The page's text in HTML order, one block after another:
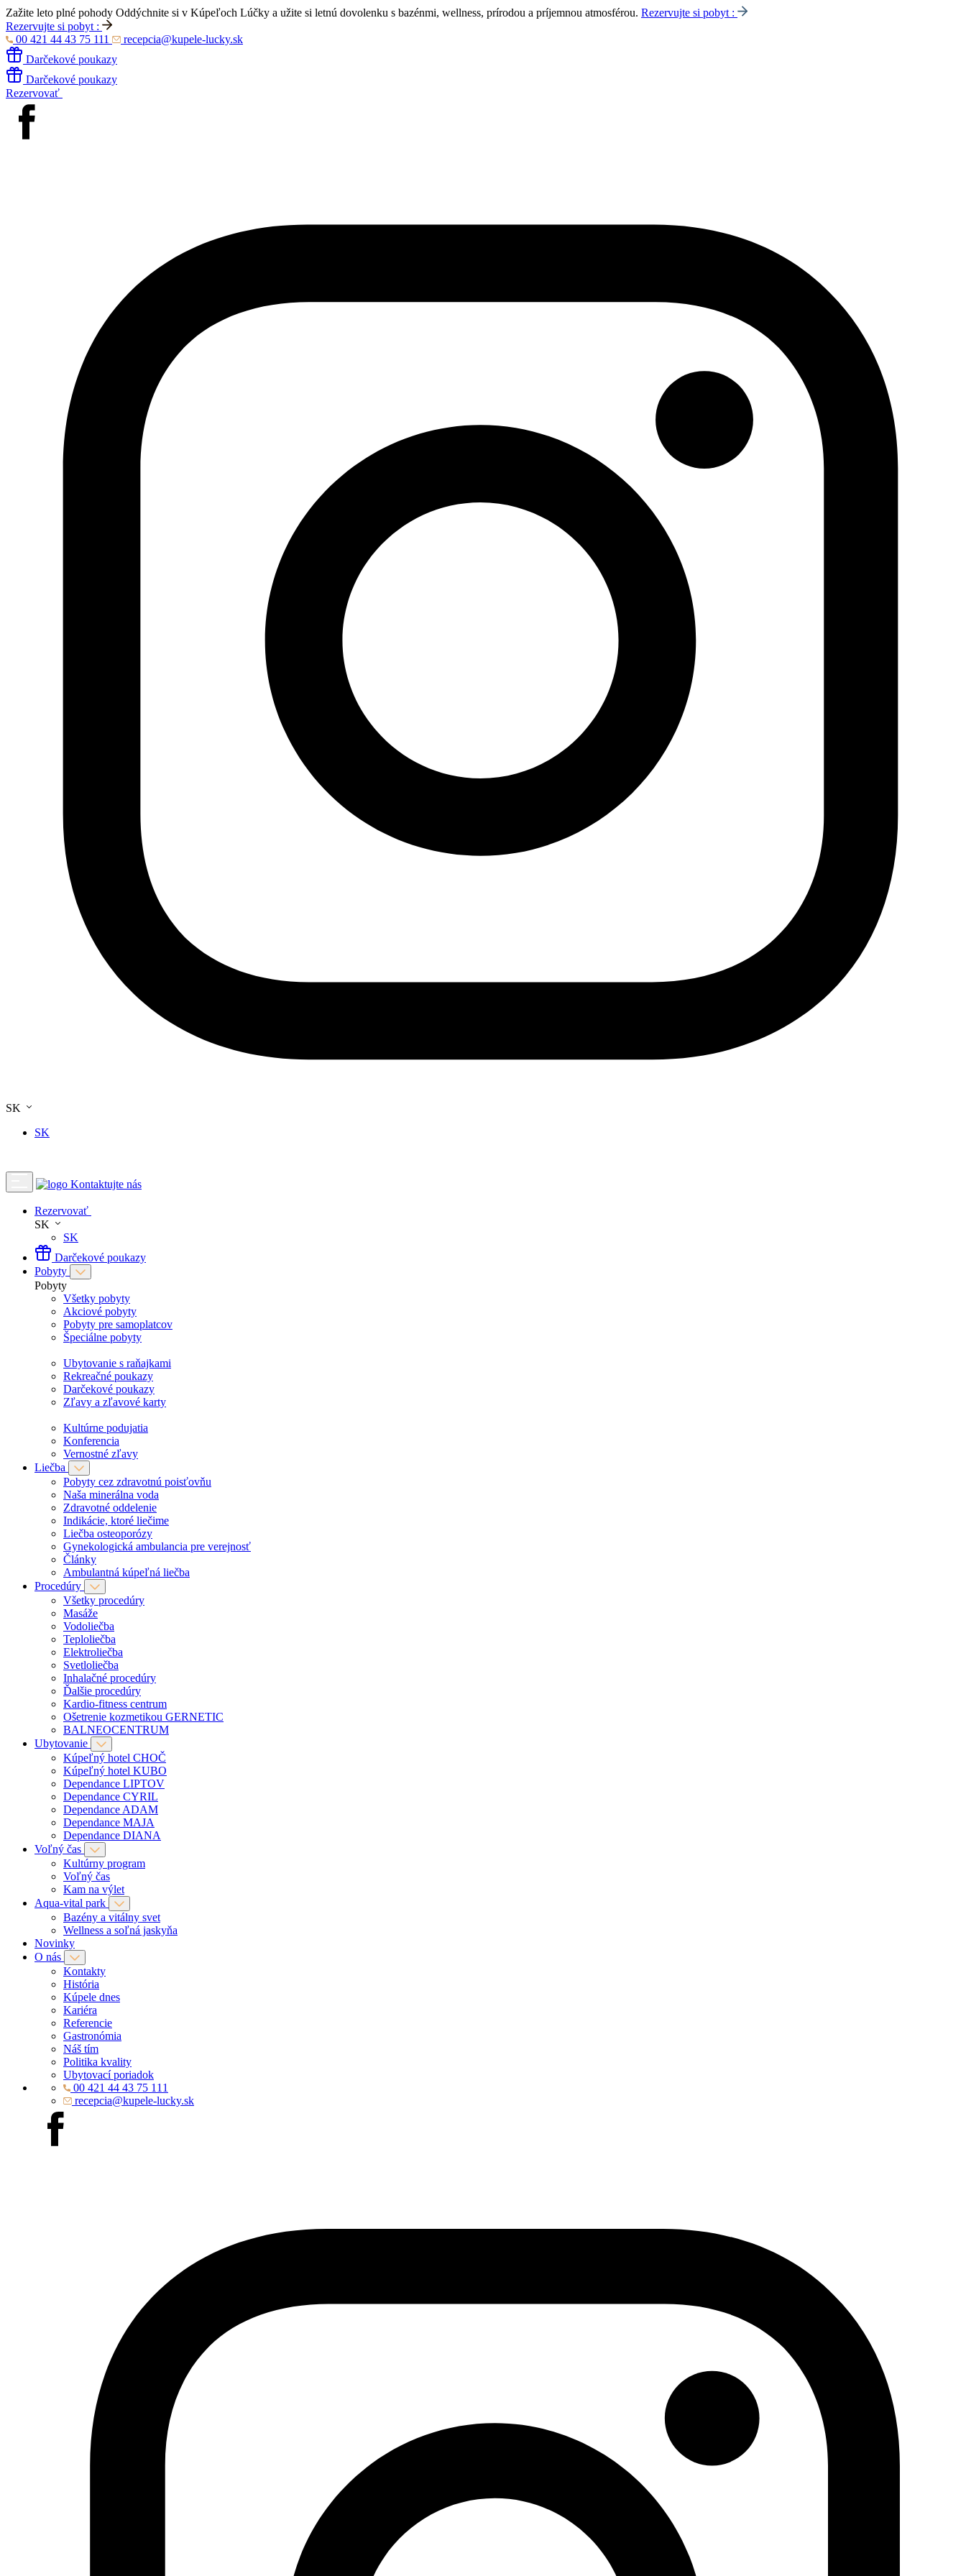
Zažite leto plné pohody Oddýchnite si v Kúpeľoch Lúčky a užite si letnú dovolenku s bazénmi, wellness, prírodou a príjemnou atmosférou. Rezervujte si pobyt :
Rezervujte si pobyt :
00 421 44 43 75 111
recepcia@kupele-lucky.sk
Darčekové poukazy
Darčekové poukazy
Rezervovať
SK
SK
Kontaktujte nás
Rezervovať
SK
SK
Darčekové poukazy
Pobyty
Pobyty
Všetky pobyty
Akciové pobyty
Pobyty pre samoplatcov
Špeciálne pobyty
Ubytovanie s raňajkami
Rekreačné poukazy
Darčekové poukazy
Zľavy a zľavové karty
Kultúrne podujatia
Konferencia
Vernostné zľavy
Liečba
Pobyty cez zdravotnú poisťovňu
Naša minerálna voda
Zdravotné oddelenie
Indikácie, ktoré liečime
Liečba osteoporózy
Gynekologická ambulancia pre verejnosť
Články
Ambulantná kúpeľná liečba
Procedúry
Všetky procedúry
Masáže
Vodoliečba
Teploliečba
Elektroliečba
Svetloliečba
Inhalačné procedúry
Ďalšie procedúry
Kardio-fitness centrum
Ošetrenie kozmetikou GERNETIC
BALNEOCENTRUM
Ubytovanie
Kúpeľný hotel CHOČ
Kúpeľný hotel KUBO
Dependance LIPTOV
Dependance CYRIL
Dependance ADAM
Dependance MAJA
Dependance DIANA
Voľný čas
Kultúrny program
Voľný čas
Kam na výlet
Aqua-vital park
Bazény a vitálny svet
Wellness a soľná jaskyňa
Novinky
O nás
Kontakty
História
Kúpele dnes
Kariéra
Referencie
Gastronómia
Náš tím
Politika kvality
Ubytovací poriadok
00 421 44 43 75 111
recepcia@kupele-lucky.sk